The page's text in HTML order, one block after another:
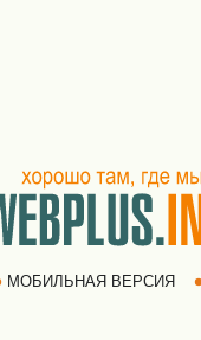
МОБИЛЬНАЯ ВЕРСИЯ